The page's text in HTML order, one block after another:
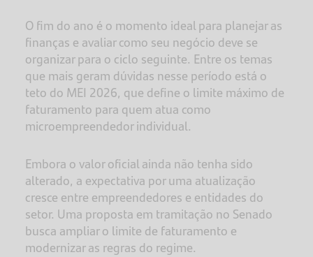
O fim do ano é o momento ideal para planejar as
finanças e avaliar como seu negócio deve se
organizar para o ciclo seguinte. Entre os temas
que mais geram dúvidas nesse período está o
teto do MEI 2026, que define o limite máximo de
faturamento para quem atua como
microempreendedor individual.
Embora o valor oficial ainda não tenha sido
alterado, a expectativa por uma atualização
cresce entre empreendedores e entidades do
setor. Uma proposta em tramitação no Senado
busca ampliar o limite de faturamento e
modernizar as regras do regime.